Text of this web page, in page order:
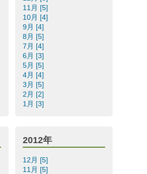
11月 [5]
10月 [4]
9月 [4]
8月 [5]
7月 [4]
6月 [3]
5月 [5]
4月 [4]
3月 [5]
2月 [2]
1月 [3]
2012年
12月 [5]
11月 [5]